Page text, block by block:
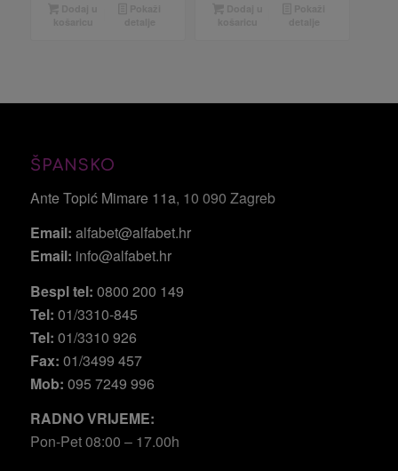
ŠPANSKO
Ante Topić Mimare 11a, 10 090 Zagreb
Email: alfabet@alfabet.hr
Email: info@alfabet.hr
Bespl tel: 0800 200 149
Tel: 01/3310-845
Tel: 01/3310 926
Fax: 01/3499 457
Mob: 095 7249 996
RADNO VRIJEME:
Pon-Pet 08:00 – 17.00h